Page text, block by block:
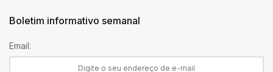
Boletim informativo semanal
Email: